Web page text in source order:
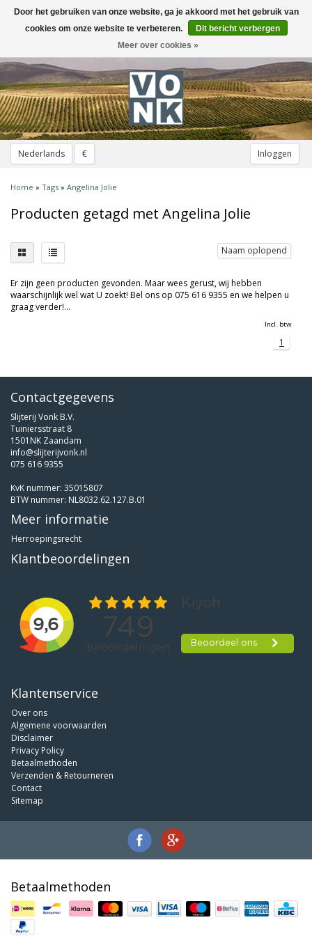
Nederlands € Inloggen
Toggle
navigation
Home » Tags » Angelina Jolie
Producten getagd met Angelina Jolie
Naam oplopend
Er zijn geen producten gevonden. Maar wees gerust, wij hebben
waarschijnlijk wel wat U zoekt! Bel ons op 075 616 9355 en we helpen u
graag verder!...
Incl. btw
1
Contactgegevens
Slijterij Vonk B.V.
Tuiniersstraat 8
1501NK Zaandam
info@slijterijvonk.nl
075 616 9355
KvK nummer: 35015807
BTW nummer: NL8032.62.127.B.01
Meer informatie
Herroepingsrecht
Klantbeoordelingen
Klantenservice
Over ons
Algemene voorwaarden
Disclaimer
Privacy Policy
Betaalmethoden
Verzenden & Retourneren
Contact
Sitemap
Betaalmethoden
Door het gebruiken van onze website, ga je akkoord met het gebruik van
cookies om onze website te verbeteren.
Dit bericht verbergen
Meer over cookies »